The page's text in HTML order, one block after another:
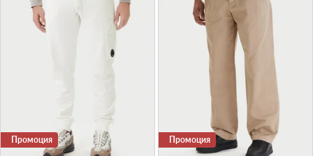
Промоция Промоция